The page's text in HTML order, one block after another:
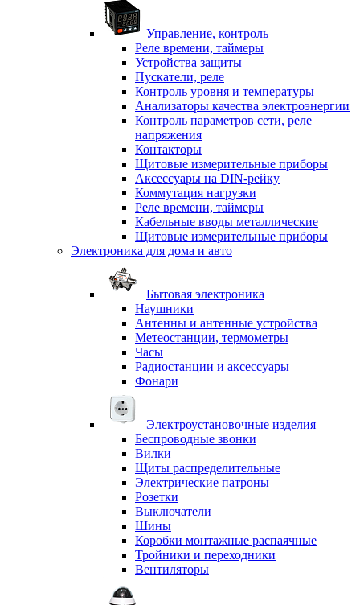
Управление, контроль
Реле времени, таймеры
Устройства защиты
Пускатели, реле
Контроль уровня и температуры
Анализаторы качества электроэнергии
Контроль параметров сети, реле
напряжения
Контакторы
Щитовые измерительные приборы
Аксессуары на DIN-рейку
Коммутация нагрузки
Реле времени, таймеры
Кабельные вводы металлические
Щитовые измерительные приборы
Электроника для дома и авто
Бытовая электроника
Наушники
Антенны и антенные устройства
Метеостанции, термометры
Часы
Радиостанции и аксессуары
Фонари
Электроустановочные изделия
Беспроводные звонки
Вилки
Щиты распределительные
Электрические патроны
Розетки
Выключатели
Шины
Коробки монтажные распаячные
Тройники и переходники
Вентиляторы